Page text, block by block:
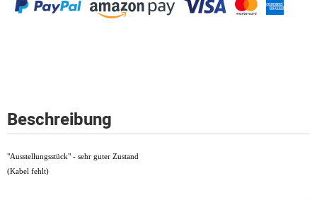
Beschreibung
"Ausstellungsstück" - sehr guter Zustand
(Kabel fehlt)